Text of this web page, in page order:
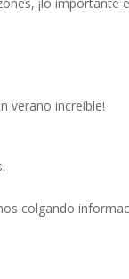
verano increíble!
colgando